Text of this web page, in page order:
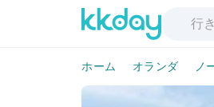
ホーム オランダ ノ